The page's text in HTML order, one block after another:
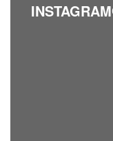
INSTAGRAM